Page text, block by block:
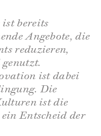
bereits
Angebote, die
reduzieren,
ist dabei
Die
ist die
Entscheid der